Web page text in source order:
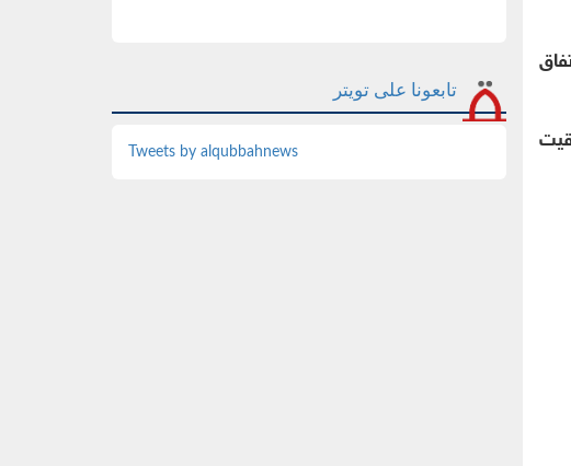
بحلول الساعة 4 فجراً بتوقيت
تابعونا على تويتر
Tweets by alqubbahnews